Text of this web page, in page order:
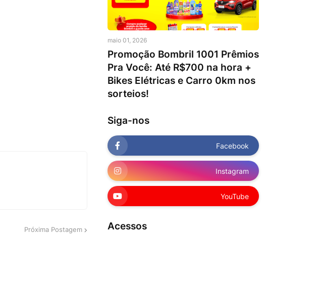
Próxima Postagem
maio 01, 2026
Promoção Bombril 1001 Prêmios
Pra Você: Até R$700 na hora +
Bikes Elétricas e Carro 0km nos
sorteios!
Siga-nos
Facebook
Instagram
YouTube
Acessos